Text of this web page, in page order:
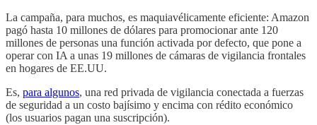
La campaña, para muchos, es maquiavélicamente eficiente: Amazon
pagó hasta 10 millones de dólares para promocionar ante 120
millones de personas una función activada por defecto, que pone a
operar con IA a unas 19 millones de cámaras de vigilancia frontales
en hogares de EE.UU.
Es, para algunos, una red privada de vigilancia conectada a fuerzas
de seguridad a un costo bajísimo y encima con rédito económico
(los usuarios pagan una suscripción).